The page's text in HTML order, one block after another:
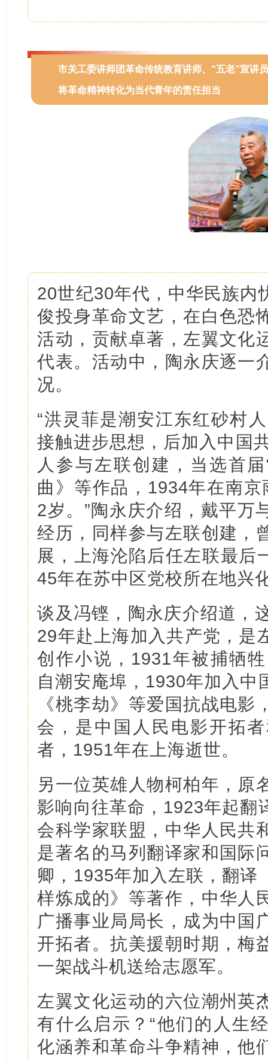
市关工委讲师团革命传统教育讲师、“五老”宣讲
将革命精神转化为当代青年的责任担当
20世纪30年代，中华民族内
俊投身革命文艺，在白色恐
活动，贡献卓著，左翼文化
代表。活动中，陶永庆逐一
况。
“洪灵菲是潮安江东红砂村
接触进步思想，后加入中国
人参与左联创建，当选首
曲》等作品，1934年在南
2岁。”陶永庆介绍，戴平万
经历，同样参与左联创建，
展，上海沦陷后任左联最后
45年在苏中区党校所在地兴
谈及冯铿，陶永庆介绍道，
29年赴上海加入共产党，是
创作小说，1931年被捕牺
自潮安庵埠，1930年加入中
《桃李劫》等爱国抗战电
会，是中国人民电影开拓
者，1951年在上海逝世。
另一位英雄人物柯柏年，原
影响向往革命，1923年起翻
会科学家联盟，中华人民共
是著名的马列翻译家和国际
卿，1935年加入左联，翻译
样炼成的》等著作，中华人
广播事业局局长，成为中国
开拓者。抗美援朝时期，梅
一架战斗机送给志愿军。
左翼文化运动的六位潮州英
有什么启示？“他们的人生
化涵养和革命斗争精神，他